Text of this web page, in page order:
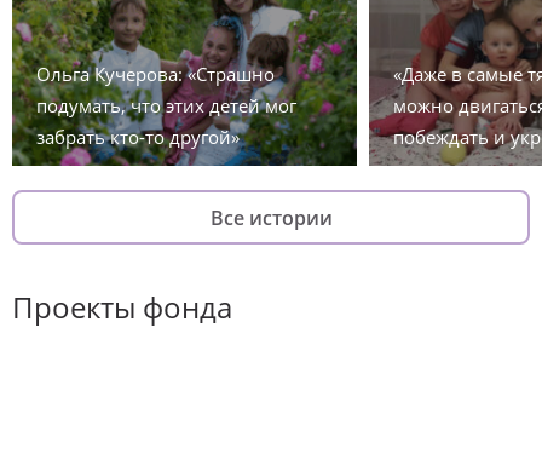
Ольга Кучерова: «Страшно
подумать, что этих детей мог
забрать кто-то другой»
«Даже в самые
можно
побеждать и
Все истории
Проекты фонда